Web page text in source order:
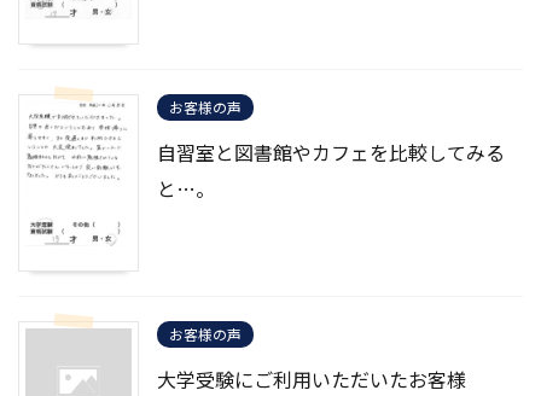
お客様の声
自習室と図書館やカフェを比較してみる
と…。
お客様の声
大学受験にご利用いただいたお客様